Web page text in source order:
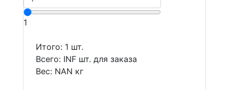
1
Итого: 1 шт.
Всего: INF шт. для заказа
Вес: NAN кг